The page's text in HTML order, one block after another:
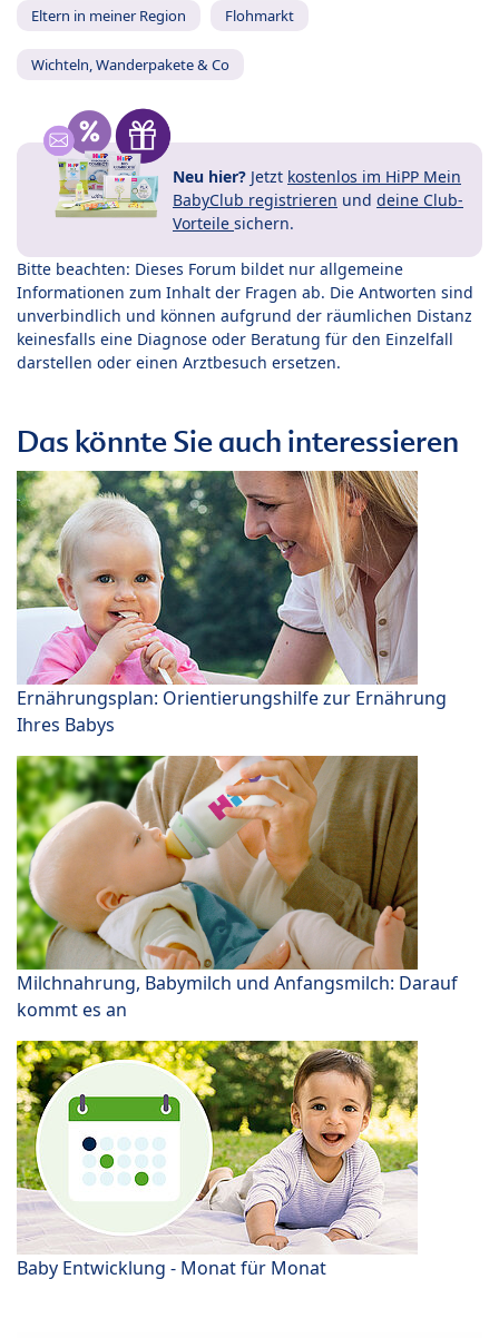
Eltern in meiner Region Flohmarkt
Wichteln, Wanderpakete & Co
Neu hier? Jetzt kostenlos im HiPP Mein
BabyClub registrieren und deine Club-
Vorteile sichern.
Bitte beachten: Dieses Forum bildet nur allgemeine
Informationen zum Inhalt der Fragen ab. Die Antworten sind
unverbindlich und können aufgrund der räumlichen Distanz
keinesfalls eine Diagnose oder Beratung für den Einzelfall
darstellen oder einen Arztbesuch ersetzen.
Das könnte Sie auch interessieren
Ernährungsplan: Orientierungshilfe zur Ernährung
Ihres Babys
Milchnahrung, Babymilch und Anfangsmilch: Darauf
kommt es an
Baby Entwicklung - Monat für Monat